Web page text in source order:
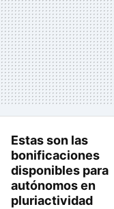
Estas son las
bonificaciones
disponibles para
autónomos en
pluriactividad